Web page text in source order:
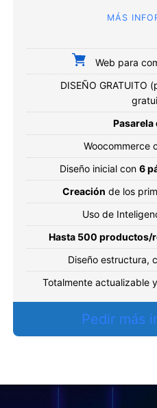
MÁS
Web para
DISEÑO GRATUITO
Pasarela
Woocommerce
Diseño inicial con6
Creación de los
Uso de
Hasta 500 productos/
Diseño estructura,
Totalmente actualizable
Pedir más